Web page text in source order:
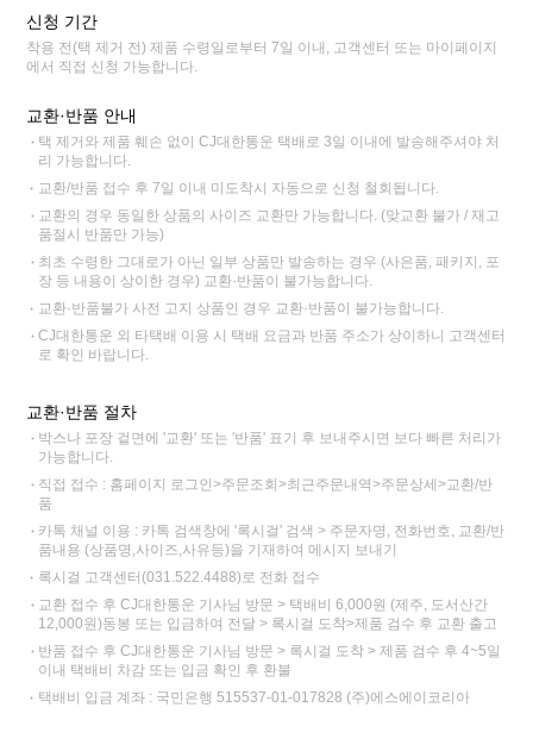
신청 기간
착용 전(택 제거 전) 제품 수령일로부터 7일 이내, 고객센터 또는 마이페이지
에서 직접 신청 가능합니다.
교환·반품 안내
택 제거와 제품 훼손 없이 CJ대한통운 택배로 3일 이내에 발송해주셔야 처
리 가능합니다.
교환/반품 접수 후 7일 이내 미도착시 자동으로 신청 철회됩니다.
교환의 경우 동일한 상품의 사이즈 교환만 가능합니다. (맞교환 불가 / 재고
품절시 반품만 가능)
최초 수령한 그대로가 아닌 일부 상품만 발송하는 경우 (사은품, 패키지, 포
장 등 내용이 상이한 경우) 교환·반품이 불가능합니다.
교환·반품불가 사전 고지 상품인 경우 교환·반품이 불가능합니다.
CJ대한통운 외 타택배 이용 시 택배 요금과 반품 주소가 상이하니 고객센터
로 확인 바랍니다.
교환·반품 절차
박스나 포장 겉면에 '교환' 또는 '반품' 표기 후 보내주시면 보다 빠른 처리가
가능합니다.
직접 접수 : 홈페이지 로그인>주문조회>최근주문내역>주문상세>교환/반
품
카톡 채널 이용 : 카톡 검색창에 '록시걸' 검색 > 주문자명, 전화번호, 교환/반
품내용 (상품명,사이즈,사유등)을 기재하여 메시지 보내기
록시걸 고객센터(031.522.4488)로 전화 접수
교환 접수 후 CJ대한통운 기사님 방문 > 택배비 6,000원 (제주, 도서산간
12,000원)동봉 또는 입금하여 전달 > 록시걸 도착>제품 검수 후 교환 출고
반품 접수 후 CJ대한통운 기사님 방문 > 록시걸 도착 > 제품 검수 후 4~5일
이내 택배비 차감 또는 입금 확인 후 환불
택배비 입금 계좌 : 국민은행 515537-01-017828 (주)에스에이코리아